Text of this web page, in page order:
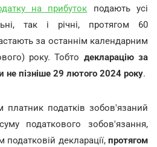
на прибуток подають усі
так і річні, протягом 60
за останнім календарним
року. Тобто декларацію за
не пізніше 29 лютого 2024 року.
податків зобов'язаний
податкового зобов'язання,
декларації, протягом